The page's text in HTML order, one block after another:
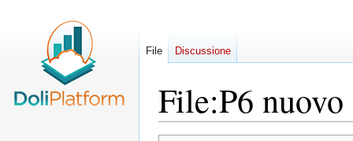
File:P6
File Discussione